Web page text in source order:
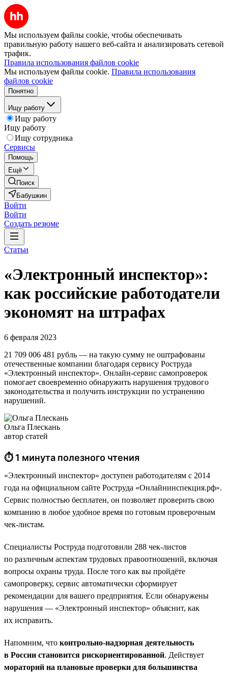
Мы используем файлы cookie, чтобы обеспечивать
правильную работу нашего веб-сайта и анализировать сетевой
трафик.
Правила использования файлов cookie
Мы используем файлы cookie. Правила использования
файлов cookie
Понятно
Ищу работу
Ищу работу
Ищу работу
Ищу сотрудника
Сервисы
Помощь
Ещё
Поиск
Бабушкин
Войти
Войти
Создать резюме
Статьи
«Электронный инспектор»:
как российские работодатели
экономят на штрафах
6 февраля 2023
21 709 006 481 рубль — на такую сумму не оштрафованы
отечественные компании благодаря сервису Роструда
«Электронный инспектор». Онлайн-сервис самопроверок
помогает своевременно обнаружить нарушения трудового
законодательства и получить инструкции по устранению
нарушений.
Ольга Плескань
автор статей
⏱ 1 минута полезного чтения
«Электронный инспектор» доступен работодателям с 2014
года на официальном сайте Роструда «Онлайнинспекция.рф».
Сервис полностью бесплатен, он позволяет проверить свою
компанию в любое удобное время по готовым проверочным
чек-листам.
Специалисты Роструда подготовили 288 чек-листов
по различным аспектам трудовых правоотношений, включая
вопросы охраны труда. После того как вы пройдёте
самопроверку, сервис автоматически сформирует
рекомендации для вашего предприятия. Если обнаружены
нарушения — «Электронный инспектор» объяснит, как
их исправить.
Напомним, что контрольно-надзорная деятельность
в России становится рискориентированной. Действует
мораторий на плановые проверки для большинства